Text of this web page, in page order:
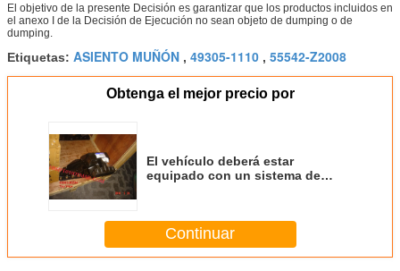
El objetivo de la presente Decisión es garantizar que los productos incluidos en
el anexo I de la Decisión de Ejecución no sean objeto de dumping o de
dumping.
Etiquetas: ASIENTO MUÑÓN , 49305-1110 , 55542-Z2008
Obtenga el mejor precio por
El vehículo deberá estar
equipado con un sistema de
Continuar